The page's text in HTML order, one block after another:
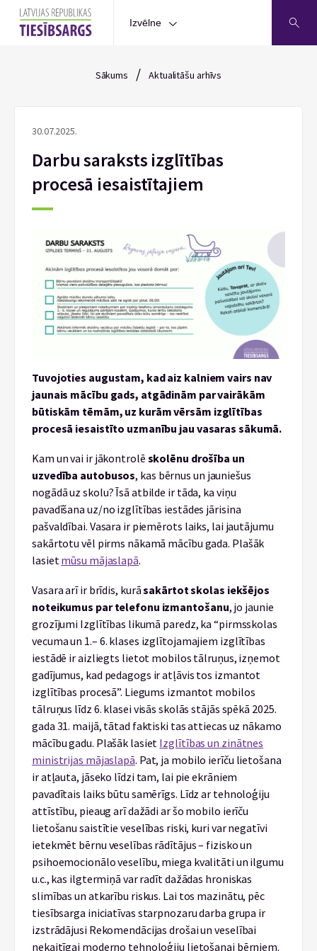
Izvēlne
Sākums / Aktualitāšu arhīvs
30.07.2025.
Darbu saraksts izglītības
procesā iesaistītajiem
Tuvojoties augustam, kad aiz kalniem vairs nav
jaunais mācību gads, atgādinām par vairākām
būtiskām tēmām, uz kurām vērsām izglītības
procesā iesaistīto uzmanību jau vasaras sākumā.
Kam un vai ir jākontrolē skolēnu drošība un
uzvedība autobusos, kas bērnus un jauniešus
nogādā uz skolu? Īsā atbilde ir tāda, ka viņu
pavadīšana uz/no izglītības iestādes jārisina
pašvaldībai. Vasara ir piemērots laiks, lai jautājumu
sakārtotu vēl pirms nākamā mācību gada. Plašāk
lasiet mūsu mājaslapā.
Vasara arī ir brīdis, kurāsakārtot skolas iekšējos
noteikumus par telefonu izmantošanu, jo jaunie
grozījumi Izglītības likumā paredz, ka “pirmsskolas
vecuma un 1.– 6. klases izglītojamajiem izglītības
iestādē ir aizliegts lietot mobilos tālruņus, izņemot
gadījumus, kad pedagogs ir atļāvis tos izmantot
izglītības procesā”. Liegums izmantot mobilos
tālruņus līdz 6. klasei visās skolās stājās spēkā 2025.
gada 31. maijā, tātad faktiski tas attiecas uz nākamo
mācību gadu. Plašāk lasiet Izglītības un zinātnes
ministrijas mājaslapā. Pat, ja mobilo ierīču lietošana
ir atļauta, jāseko līdzi tam, lai pie ekrāniem
pavadītais laiks būtu samērīgs. Līdz ar tehnoloģiju
attīstību, pieaug arī dažādi ar šo mobilo ierīču
lietošanu saistītie veselības riski, kuri var negatīvi
ietekmēt bērnu veselības rādītājus – fizisko un
psihoemocionālo veselību, miega kvalitāti un ilgumu
u.c., kas ilgtermiņā var radīt dažādas hroniskas
slimības un atkarību riskus. Lai tos mazinātu, pēc
tiesībsarga iniciatīvas starpnozaru darba grupa ir
izstrādājusi Rekomendācijas drošai un veselībai
nekaitīgai moderno tehnoloģiju lietošanai bērniem.